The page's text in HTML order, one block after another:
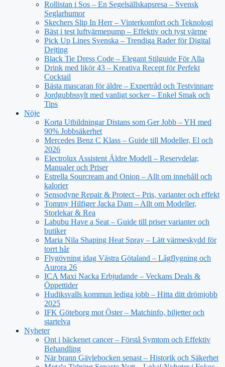
Rollistan i Sos – En Segelsällskapsresa – Svensk
Seglarhumor
Skechers Slip In Herr – Vinterkomfort och Teknologi
Bäst i test luftvärmepump – Effektiv och tyst värme
Pick Up Lines Svenska – Trendiga Rader för Digital
Dejting
Black Tie Dress Code – Elegant Stilguide För Alla
Drink med likör 43 – Kreativa Recept för Perfekt
Cocktail
Bästa mascaran för äldre – Expertråd och Testvinnare
Jordgubbssylt med vanligt socker – Enkel Smak och
Tips
Nöje
Korta Utbildningar Distans som Ger Jobb – YH med
90% Jobbsäkerhet
Mercedes Benz C Klass – Guide till Modeller, El och
2026
Electrolux Assistent Äldre Modell – Reservdelar,
Manualer och Priser
Estrella Sourcream and Onion – Allt om innehåll och
kalorier
Sensodyne Repair & Protect – Pris, varianter och effekt
Tommy Hilfiger Jacka Dam – Allt om Modeller,
Storlekar & Rea
Labubu Have a Seat – Guide till priser varianter och
butiker
Maria Nila Shaping Heat Spray – Lätt värmeskydd för
torrt hår
Flygövning idag Västra Götaland – Lågflygning och
Aurora 26
ICA Maxi Nacka Erbjudande – Veckans Deals &
Öppettider
Hudiksvalls kommun lediga jobb – Hitta ditt drömjobb
2025
IFK Göteborg mot Öster – Matchinfo, biljetter och
startelva
Nyheter
Ont i bäckenet cancer – Förstå Symtom och Effektiv
Behandling
När brann Gävlebocken senast – Historik och Säkerhet